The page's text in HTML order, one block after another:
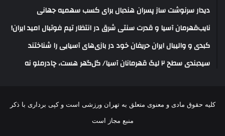
دیدار سرنوشت ساز پسران هندبال برای کسب سهمیه جهانی
نایب‌قهرمان آسیا و قدرت سنتی شرق در انتظار تیم فوتبال امید ایران!
کبدی و والیبال ایران حریفان خود در بازی‌های آسیایی را شناختند
سیدبندی سطح ۲ لیگ قهرمانان آسیا/ گل‌گهر هست، چادرملو نه
کلیه حقوق مادی و معنوی متعلق به تهران ورزشی است و کپی برداری با ذکر
منبع مجاز است